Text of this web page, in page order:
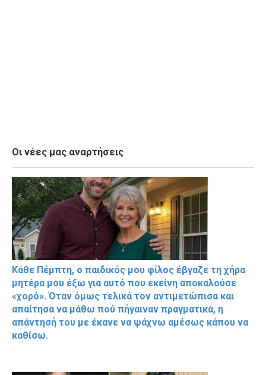
Οι νέες μας αναρτήσεις
Κάθε Πέμπτη, ο παιδικός μου φίλος έβγαζε τη χήρα
μητέρα μου έξω για αυτό που εκείνη αποκαλούσε
«χορό». Όταν όμως τελικά τον αντιμετώπισα και
απαίτησα να μάθω πού πήγαιναν πραγματικά, η
απάντησή του με έκανε να ψάχνω αμέσως κάπου να
καθίσω.